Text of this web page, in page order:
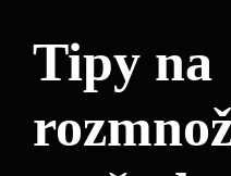
Tipy‌ na